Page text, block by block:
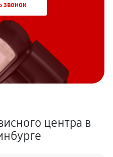
звонок
центра в